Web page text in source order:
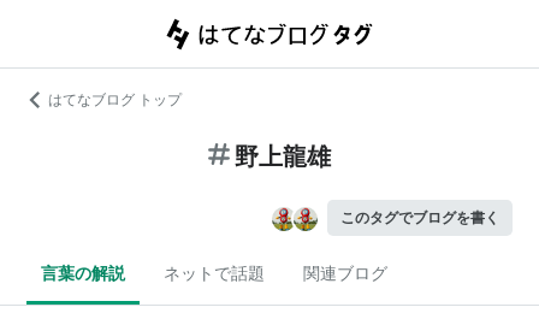
はてなブログ トップ
野上龍雄
このタグでブログを書く
言葉の解説 ネットで話題 関連ブログ